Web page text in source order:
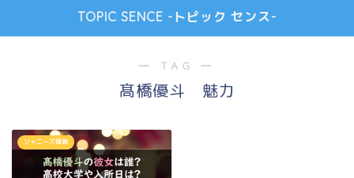
TOPIC SENCE -トピック センス-
― TAG ―
髙橋優斗 魅力
ジャニーズ情報